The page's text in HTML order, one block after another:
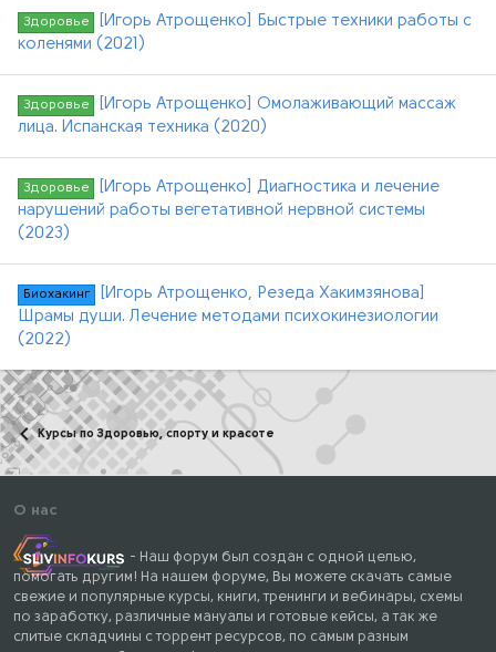
Здоровье
[Игорь Атрощенко] Быстрые техники работы с
коленями (2021)
Здоровье
[Игорь Атрощенко] Омолаживающий массаж
лица. Испанская техника (2020)
Здоровье
[Игорь Атрощенко] Диагностика и лечение
нарушений работы вегетативной нервной системы
(2023)
Биохакинг
[Игорь Атрощенко, Резеда Хакимзянова]
Шрамы души. Лечение методами психокинезиологии
(2022)
Курсы по Здоровью, спорту и красоте
О нас
- Наш форум был создан с одной целью,
помогать другим! На нашем форуме, Вы можете скачать самые
свежие и популярные курсы, книги, тренинги и вебинары, схемы
по заработку, различные мануалы и готовые кейсы, а так же
слитые складчины с торрент ресурсов, по самым разным